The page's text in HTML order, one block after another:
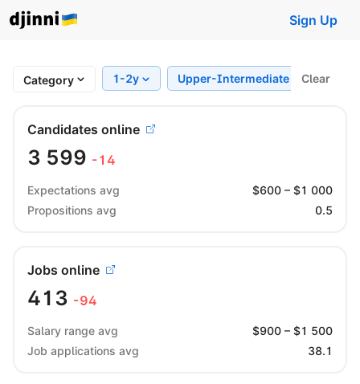
Sign Up
Category 1-2y Upper-Intermediate Clear
Candidates online
3 599 -14
Expectations avg $600 – $1 000
Propositions avg
0.5
Jobs online
413 -94
Salary range avg $900 – $1 500
Job applications avg
38.1